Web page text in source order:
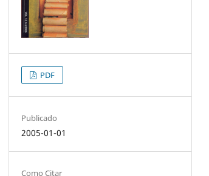
PDF
Publicado
2005-01-01
Como Citar